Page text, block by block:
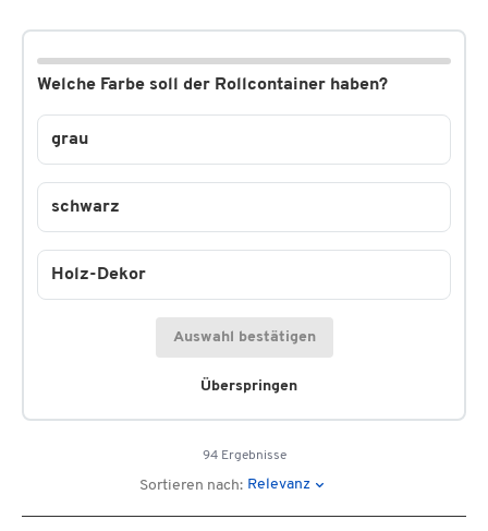
Welche Farbe soll der Rollcontainer haben?
Überspringen
grau
schwarz
Holz-Dekor
Auswahl bestätigen
94 Ergebnisse
Sortieren nach: Relevanz